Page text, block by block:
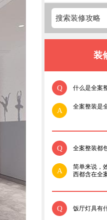
装
Q 什么是全案
A 全案整装是
Q 全案整装都
A
简单来说，
西都含在全
Q 饭厅灯具有